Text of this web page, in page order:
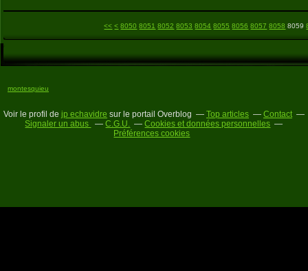
<< < 8000
8010
8020
8030
8040
8050 8051 8052 8053 8054 8055 8056 8057 8058 8059
montesquieu
Voir le profil de jp echavidre sur le portail Overblog Top articles
Contact
Signaler un abus
C.G.U.
Cookies et données personnelles
Préférences cookies